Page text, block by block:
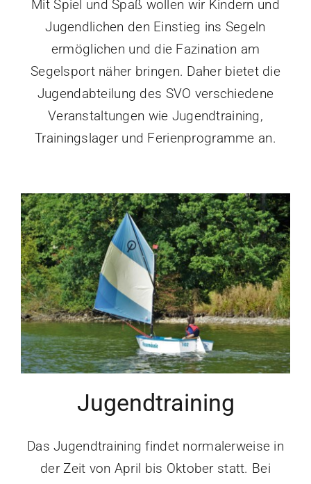
Mit Spiel und Spaß wollen wir Kindern und
Jugendlichen den Einstieg ins Segeln
ermöglichen und die Fazination am
Segelsport näher bringen. Daher bietet die
Jugendabteilung des SVO verschiedene
Veranstaltungen wie Jugendtraining,
Trainingslager und Ferienprogramme an.
Jugendtraining
Das Jugendtraining findet normalerweise in
der Zeit von April bis Oktober statt. Bei